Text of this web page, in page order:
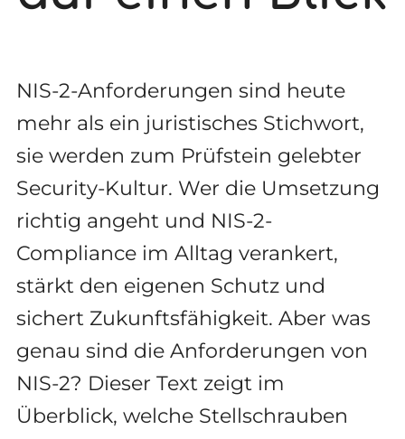
NIS-2-Anforderungen sind heute
mehr als ein juristisches Stichwort,
sie werden zum Prüfstein gelebter
Security-Kultur. Wer die Umsetzung
richtig angeht und NIS-2-
Compliance im Alltag verankert,
stärkt den eigenen Schutz und
sichert Zukunftsfähigkeit. Aber was
genau sind die Anforderungen von
NIS-2? Dieser Text zeigt im
Überblick, welche Stellschrauben